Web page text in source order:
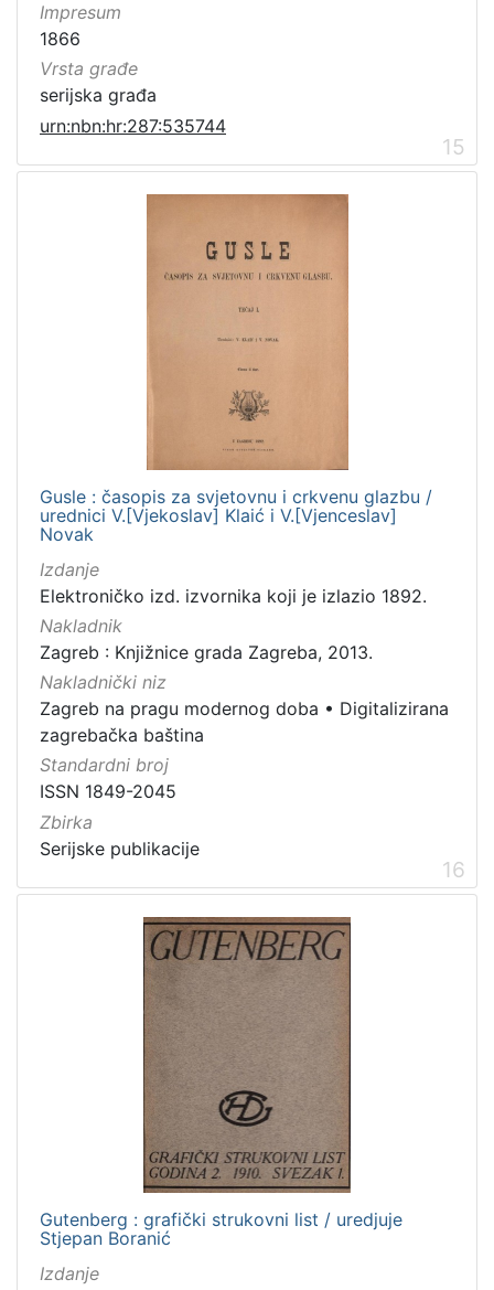
Impresum
1866
Vrsta građe
serijska građa
urn:nbn:hr:287:535744
15
Gusle : časopis za svjetovnu i crkvenu glazbu /
urednici V.[Vjekoslav] Klaić i V.[Vjenceslav]
Novak
Izdanje
Elektroničko izd. izvornika koji je izlazio 1892.
Nakladnik
Zagreb : Knjižnice grada Zagreba, 2013.
Nakladnički niz
Zagreb na pragu modernog doba • Digitalizirana
zagrebačka baština
Standardni broj
ISSN 1849-2045
Zbirka
Serijske publikacije
16
Gutenberg : grafički strukovni list / uredjuje
Stjepan Boranić
Izdanje